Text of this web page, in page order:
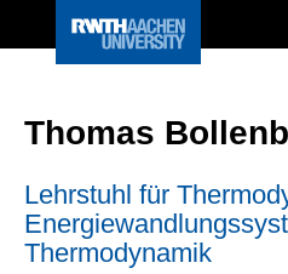
Thomas
Lehrstuhl für
Thermodynamik